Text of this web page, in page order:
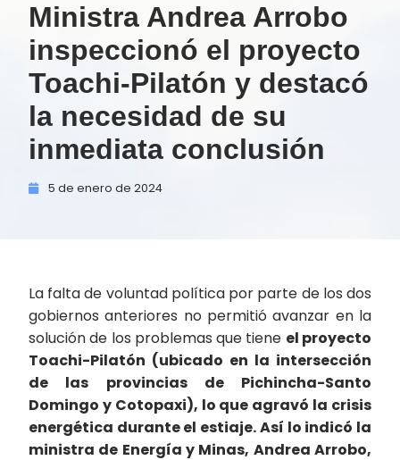
Ministra Andrea Arrobo
inspeccionó el proyecto
Toachi-Pilatón y destacó
la necesidad de su
inmediata conclusión
5 de enero de 2024
La falta de voluntad política por parte de los dos
gobiernos anteriores no permitió avanzar en la
solución de los problemas que tiene el proyecto
Toachi-Pilatón (ubicado en la intersección
de las provincias de Pichincha-Santo
Domingo y Cotopaxi), lo que agravó la crisis
energética durante el estiaje. Así lo indicó la
ministra de Energía y Minas, Andrea Arrobo,